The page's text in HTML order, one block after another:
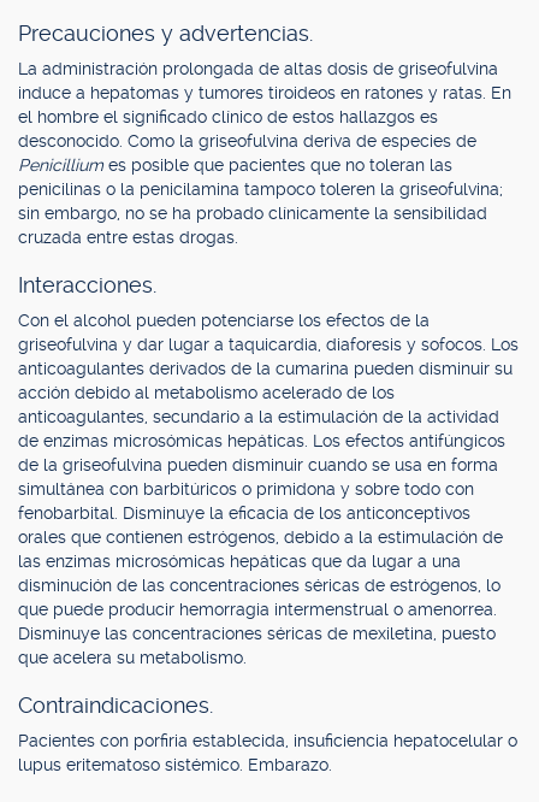
Precauciones y advertencias.
La administración prolongada de altas dosis de griseofulvina
induce a hepatomas y tumores tiroideos en ratones y ratas. En
el hombre el significado clínico de estos hallazgos es
desconocido. Como la griseofulvina deriva de especies de
Penicilliumes posible que pacientes que no toleran las
penicilinas o la penicilamina tampoco toleren la griseofulvina;
sin embargo, no se ha probado clínicamente la sensibilidad
cruzada entre estas drogas.
Interacciones.
Con el alcohol pueden potenciarse los efectos de la
griseofulvina y dar lugar a taquicardia, diaforesis y sofocos. Los
anticoagulantes derivados de la cumarina pueden disminuir su
acción debido al metabolismo acelerado de los
anticoagulantes, secundario a la estimulación de la actividad
de enzimas microsómicas hepáticas. Los efectos antifúngicos
de la griseofulvina pueden disminuir cuando se usa en forma
simultánea con barbitúricos o primidona y sobre todo con
fenobarbital. Disminuye la eficacia de los anticonceptivos
orales que contienen estrógenos, debido a la estimulación de
las enzimas microsómicas hepáticas que da lugar a una
disminución de las concentraciones séricas de estrógenos, lo
que puede producir hemorragia intermenstrual o amenorrea.
Disminuye las concentraciones séricas de mexiletina, puesto
que acelera su metabolismo.
Contraindicaciones.
Pacientes con porfiria establecida, insuficiencia hepatocelular o
lupus eritematoso sistémico. Embarazo.